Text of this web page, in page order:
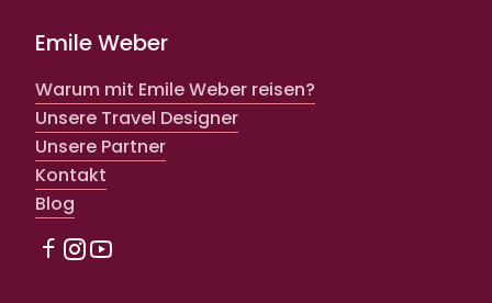
Emile Weber
Warum mit Emile Weber reisen?
Unsere Travel Designer
Unsere Partner
Kontakt
Blog